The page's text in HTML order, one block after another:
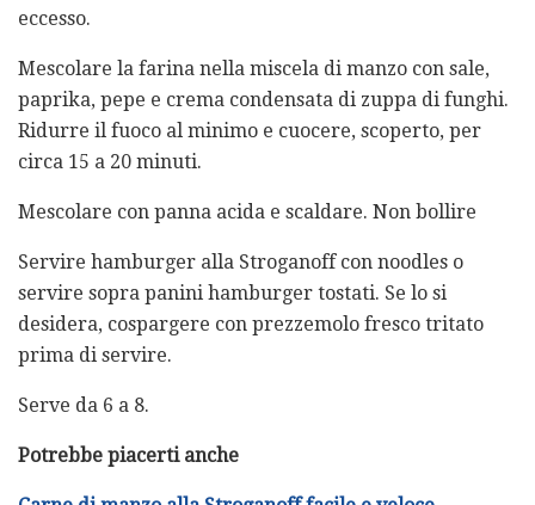
eccesso.
Mescolare la farina nella miscela di manzo con sale,
paprika, pepe e crema condensata di zuppa di funghi.
Ridurre il fuoco al minimo e cuocere, scoperto, per
circa 15 a 20 minuti.
Mescolare con panna acida e scaldare. Non bollire
Servire hamburger alla Stroganoff con noodles o
servire sopra panini hamburger tostati. Se lo si
desidera, cospargere con prezzemolo fresco tritato
prima di servire.
Serve da 6 a 8.
Potrebbe piacerti anche